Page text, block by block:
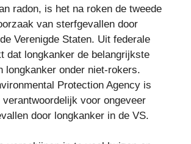
radon, is het na roken de tweede
van sterfgevallen door
Verenigde Staten. Uit federale
dat longkanker de belangrijkste
longkanker onder niet-rokers.
Protection Agency is
voor ongeveer
door longkanker in de VS.